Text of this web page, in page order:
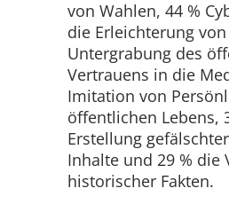
von Wahlen, 44 %
die Erleichterung
Untergrabung des
Vertrauens in die
Imitation von
öffentlichen Lebens,
Erstellung
Inhalte und 29 % die
historischer Fakten.